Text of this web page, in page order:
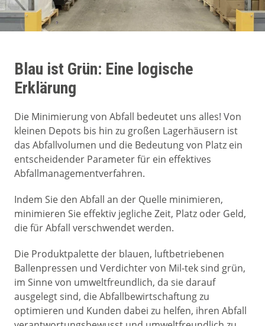
Blau ist Grün: Eine logische
Erklärung
Die Minimierung von Abfall bedeutet uns alles! Von
kleinen Depots bis hin zu großen Lagerhäusern ist
das Abfallvolumen und die Bedeutung von Platz ein
entscheidender Parameter für ein effektives
Abfallmanagementverfahren.
Indem Sie den Abfall an der Quelle minimieren,
minimieren Sie effektiv jegliche Zeit, Platz oder Geld,
die für Abfall verschwendet werden.
Die Produktpalette der blauen, luftbetriebenen
Ballenpressen und Verdichter von Mil-tek sind grün,
im Sinne von umweltfreundlich, da sie darauf
ausgelegt sind, die Abfallbewirtschaftung zu
optimieren und Kunden dabei zu helfen, ihren Abfall